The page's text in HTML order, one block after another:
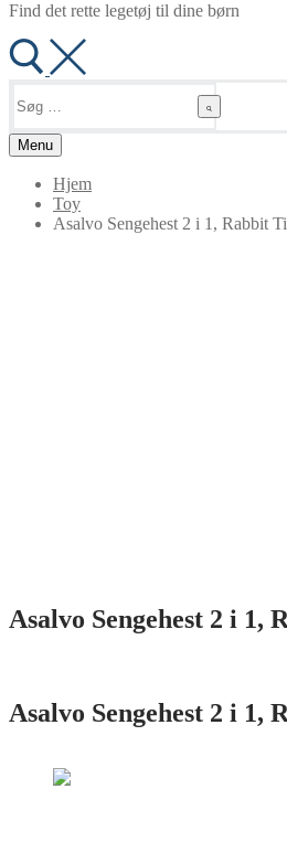
Find det rette legetøj til dine børn
efter:
Menu
Hjem
Toy
Asalvo Sengehest 2 i 1, Rabbit
Asalvo Sengehest 2 i 1,
Asalvo Sengehest 2 i 1,